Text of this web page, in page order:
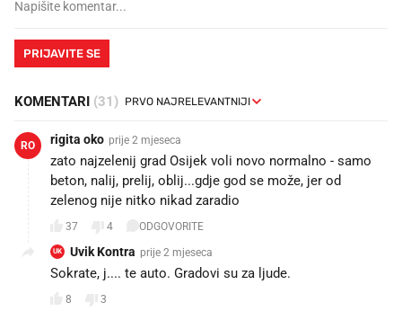
PRIJAVITE SE
KOMENTARI (31)
RO rigita oko prije 2 mjeseca
zato najzelenij grad Osijek voli novo normalno - samo
beton, nalij, prelij, oblij...gdje god se može, jer od
zelenog nije nitko nikad zaradio
37 4 ODGOVORITE
UK Uvik Kontra prije 2 mjeseca
Sokrate, j.... te auto. Gradovi su za ljude.
8
3